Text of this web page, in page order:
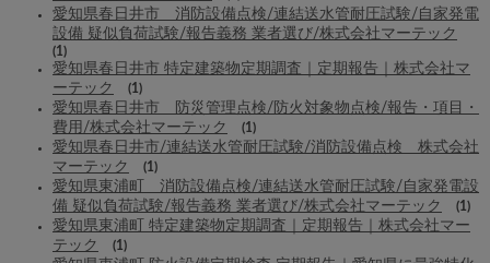
愛知県春日井市 消防設備点検/連結送水管耐圧試験/自家発電
設備 疑似負荷試験/報告義務 業者選び/株式会社マーテック
(1)
愛知県春日井市 特定建築物定期調査｜定期報告｜株式会社マ
ーテック
(1)
愛知県春日井市 防災管理点検/防火対象物点検/報告・項目・
費用/株式会社マーテック
(1)
愛知県春日井市/連結送水管耐圧試験/消防設備点検 株式会社
マーテック
(1)
愛知県東浦町 消防設備点検/連結送水管耐圧試験/自家発電設
備 疑似負荷試験/報告義務 業者選び/株式会社マーテック
(1)
愛知県東浦町 特定建築物定期調査｜定期報告｜株式会社マー
テック
(1)